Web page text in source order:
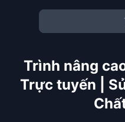
Trình nâng
Trực tuyến |